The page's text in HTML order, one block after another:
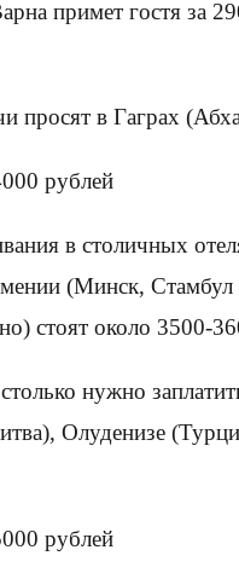
примет гостя за
просят в Гаграх
рублей
в столичных
(Минск, Стамбул
стоят около 3500-
нужно
Олуденизе
рублей